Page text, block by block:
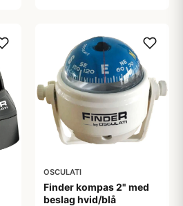
OSCULATI
Finder kompas 2" med
beslag hvid/blå